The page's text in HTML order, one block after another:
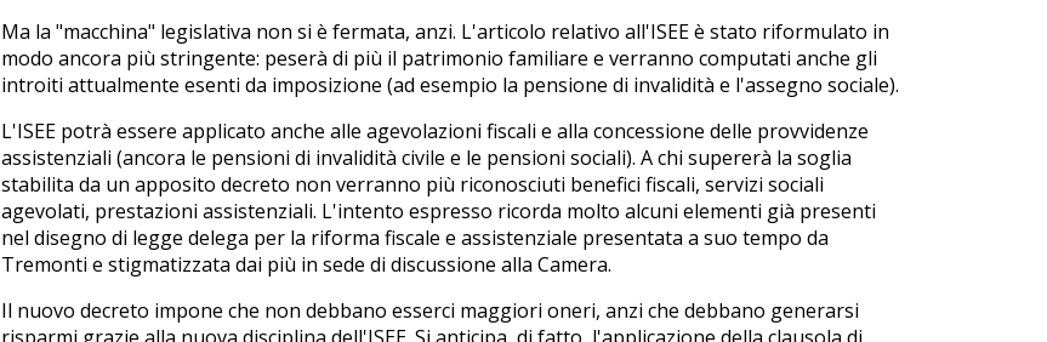
Ma la "macchina" legislativa non si è fermata, anzi. L'articolo relativo all'ISEE è stato riformulato in
modo ancora più stringente: peserà di più il patrimonio familiare e verranno computati anche gli
introiti attualmente esenti da imposizione (ad esempio la pensione di invalidità e l'assegno sociale).
L'ISEE potrà essere applicato anche alle agevolazioni fiscali e alla concessione delle provvidenze
assistenziali (ancora le pensioni di invalidità civile e le pensioni sociali). A chi supererà la soglia
stabilita da un apposito decreto non verranno più riconosciuti benefici fiscali, servizi sociali
agevolati, prestazioni assistenziali. L'intento espresso ricorda molto alcuni elementi già presenti
nel disegno di legge delega per la riforma fiscale e assistenziale presentata a suo tempo da
Tremonti e stigmatizzata dai più in sede di discussione alla Camera.
Il nuovo decreto impone che non debbano esserci maggiori oneri, anzi che debbano generarsi